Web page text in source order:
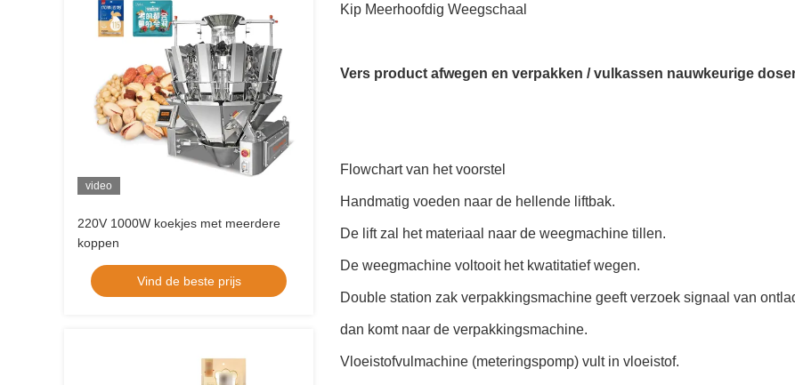
video
220V 1000W koekjes met meerdere
koppen
Vind de beste prijs
Kip Meerhoofdig Weegschaal
Vers product afwegen en verpakken / vulkassen nauwkeurige
Flowchart van het voorstel
Handmatig voeden naar de hellende liftbak.
De lift zal het materiaal naar de weegmachine tillen.
De weegmachine voltooit het kwatitatief wegen.
Double station zak verpakkingsmachine geeft verzoek signaal van
dan komt naar de verpakkingsmachine.
Vloeistofvulmachine (meteringspomp) vult in vloeistof.